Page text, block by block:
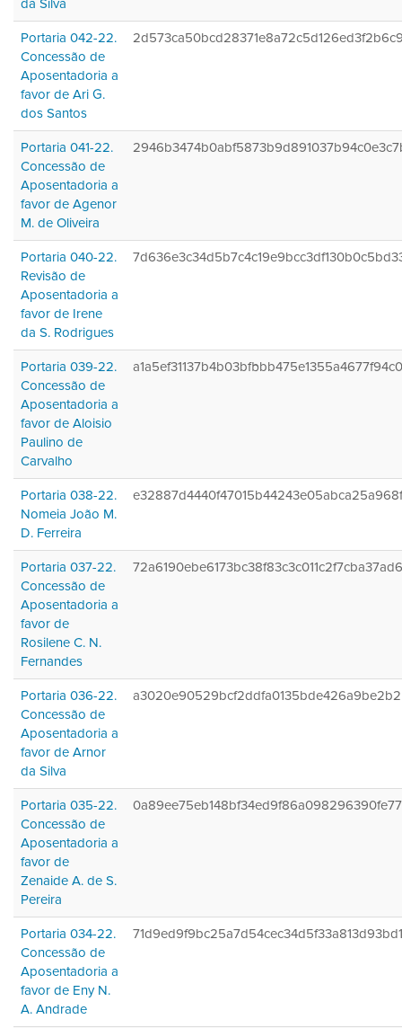
da Silva
Portaria 042-22.
Concessão de
Aposentadoria a
favor de Ari G.
dos Santos
Portaria 041-22.
Concessão de
Aposentadoria a
favor de Agenor
M. de Oliveira
Portaria 040-22.
Revisão de
Aposentadoria a
favor de Irene
da S. Rodrigues
Portaria 039-22.
Concessão de
Aposentadoria a
favor de Aloisio
Paulino de
Carvalho
Portaria 038-22.
Nomeia João M.
D. Ferreira
Portaria 037-22.
Concessão de
Aposentadoria a
favor de
Rosilene C. N.
Fernandes
Portaria 036-22.
Concessão de
Aposentadoria a
favor de Arnor
da Silva
Portaria 035-22.
Concessão de
Aposentadoria a
favor de
Zenaide A. de S.
Pereira
Portaria 034-22.
Concessão de
Aposentadoria a
favor de Eny N.
A. Andrade